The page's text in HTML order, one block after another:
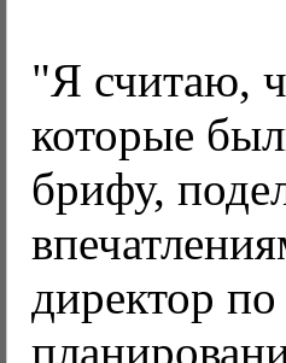
"Я считаю,
которые
брифу,
директор